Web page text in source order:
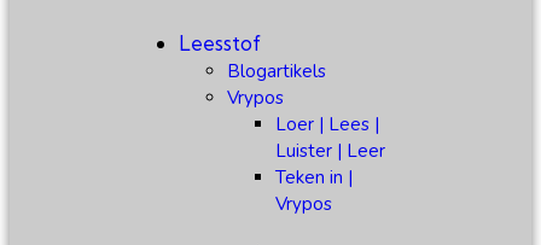
Leesstof
Blogartikels
Vrypos
Loer | Lees |
Luister | Leer
Teken in |
Vrypos